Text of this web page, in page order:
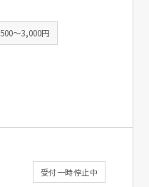
〜3,000円
受付一時停止中